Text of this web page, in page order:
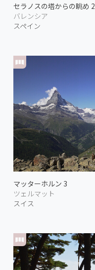
セラノスの塔からの眺め 2
バレンシア
スペイン
マッターホルン 3
ツェルマット
スイス